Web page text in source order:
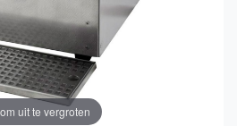
uit te vergroten